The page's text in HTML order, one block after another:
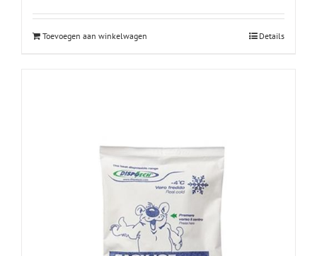
Toevoegen aan winkelwagen Details